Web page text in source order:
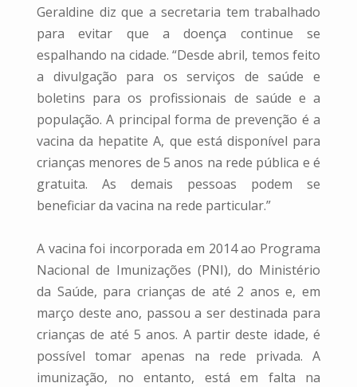
Geraldine diz que a secretaria tem trabalhado
para evitar que a doença continue se
espalhando na cidade. “Desde abril, temos feito
a divulgação para os serviços de saúde e
boletins para os profissionais de saúde e a
população. A principal forma de prevenção é a
vacina da hepatite A, que está disponível para
crianças menores de 5 anos na rede pública e é
gratuita. As demais pessoas podem se
beneficiar da vacina na rede particular.”
A vacina foi incorporada em 2014 ao Programa
Nacional de Imunizações (PNI), do Ministério
da Saúde, para crianças de até 2 anos e, em
março deste ano, passou a ser destinada para
crianças de até 5 anos. A partir deste idade, é
possível tomar apenas na rede privada. A
imunização, no entanto, está em falta na